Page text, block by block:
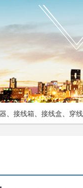
、 接线箱、 接线盒、 穿